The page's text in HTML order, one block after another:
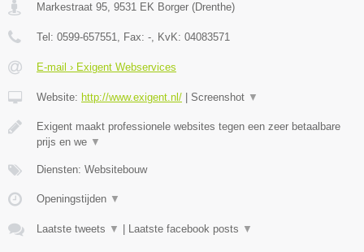
Markestraat 95, 9531 EK Borger (Drenthe)
Tel: 0599-657551, Fax: -, KvK: 04083571
E-mail › Exigent Webservices
Website: http://www.exigent.nl/ Screenshot ▼
Exigent maakt professionele websites tegen een zeer betaalbare
prijs en we ▼
Diensten: Websitebouw
Openingstijden ▼
Laatste tweets ▼ Laatste facebook posts ▼